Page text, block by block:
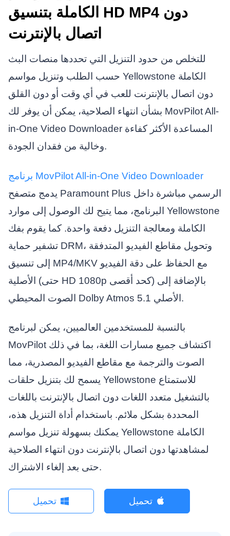
الكاملة بتنسيق HD MP4 دون
اتصال بالإنترنت
للتخلص من حدود التنزيل التي تحددها منصات البث
حسب الطلب وتنزيل مواسم Yellowstone الكاملة
دون اتصال بالإنترنت للعب في أي وقت أو دون القلق
بشأن انتهاء الصلاحية، يمكن أن يوفر لك MovPilot All-
in-One Video Downloader المساعدة الأكثر كفاءة
وخالية من فقدان الجودة.
برنامج MovPilot All-in-One Video Downloader
يدمج متصفح Paramount Plus الرسمي مباشرة داخل
البرنامج، مما يتيح لك الوصول إلى موارد Yellowstone
الكاملة ومعالجة التنزيل دفعة واحدة. كما يقوم بفك
تشفير حماية DRM، وتحويل مقاطع الفيديو المتدفقة
إلى تنسيق MP4/MKV مع الحفاظ على دقة الفيديو
الأصلية (حتى HD 1080p كحد أقصى) بالإضافة إلى
الصوت المحيطي Dolby Atmos 5.1 الأصلي.
بالنسبة للمستخدمين العالميين، يمكن لبرنامج
MovPilot اكتشاف جميع مسارات اللغة، بما في ذلك
الصوت والترجمة مع مقاطع الفيديو المصدرية، مما
يسمح لك بتنزيل حلقات Yellowstone للاستمتاع
بالتشغيل متعدد اللغات دون اتصال بالإنترنت باللغات
المحددة بشكل ملائم. باستخدام أداة التنزيل هذه،
يمكنك بسهولة تنزيل مواسم Yellowstone الكاملة
لمشاهدتها دون اتصال بالإنترنت دون انتهاء الصلاحية
حتى بعد إلغاء الاشتراك.
تحميل تحميل